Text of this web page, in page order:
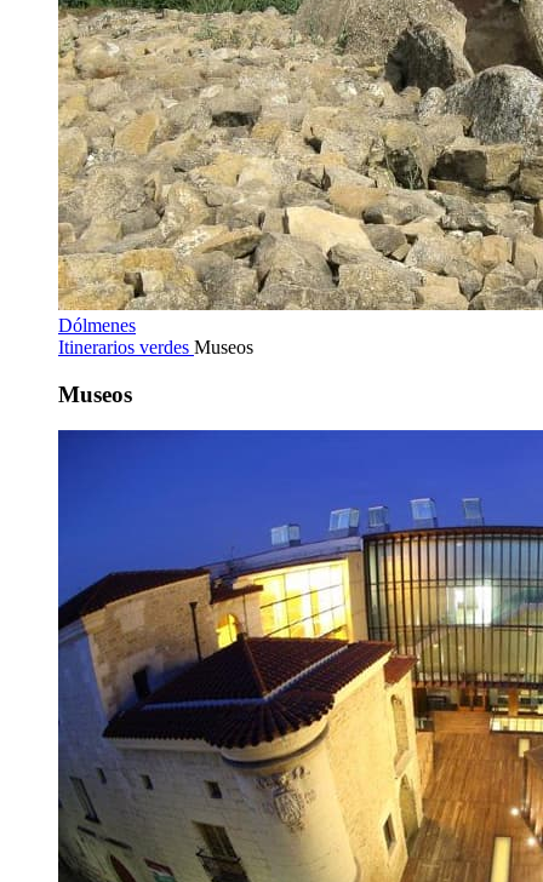
Dólmenes
Itinerarios verdes Museos
Museos